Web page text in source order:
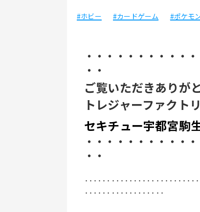
#ホビー #カードゲーム #ポケモ
・・・・・・・・・・
・・
ご覧いただきありが
トレジャーファクト
セキチュー宇都宮駒
・・・・・・・・・・
・・
‥‥‥‥‥‥‥‥‥